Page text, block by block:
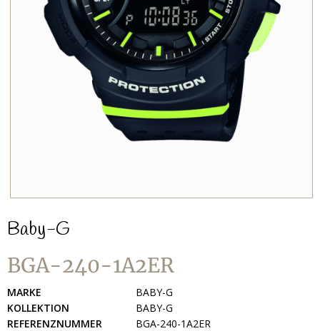
Baby-G
BGA-240-1A2ER
MARKE
BABY-G
KOLLEKTION
BABY-G
REFERENZNUMMER
BGA-240-1A2ER